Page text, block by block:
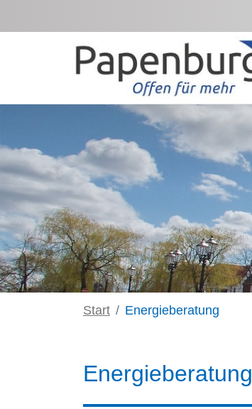
Start Energieberatung
Energieberatung